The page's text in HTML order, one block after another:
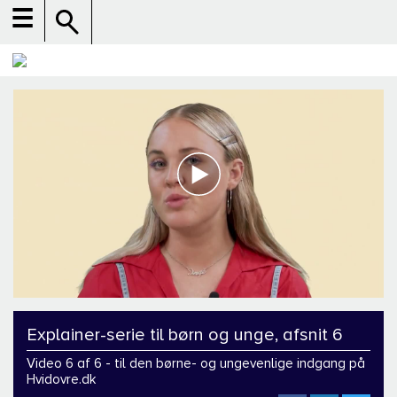
☰
Explainer-serie til børn og unge, afsnit 6
Video 6 af 6 - til den børne- og ungevenlige indgang på
Hvidovre.dk